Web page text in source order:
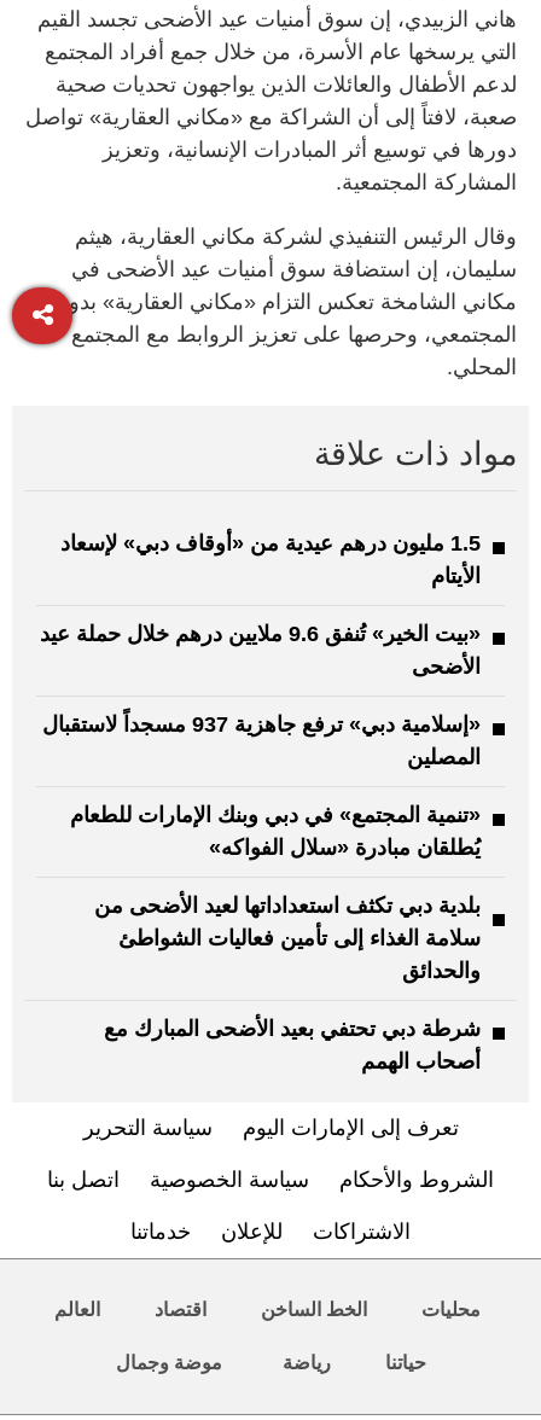
هاني الزبيدي، إن سوق أمنيات عيد الأضحى تجسد القيم
التي يرسخها عام الأسرة، من خلال جمع أفراد المجتمع
لدعم الأطفال والعائلات الذين يواجهون تحديات صحية
صعبة، لافتاً إلى أن الشراكة مع «مكاني العقارية» تواصل
دورها في توسيع أثر المبادرات الإنسانية، وتعزيز
المشاركة المجتمعية.
وقال الرئيس التنفيذي لشركة مكاني العقارية، هيثم
سليمان، إن استضافة سوق أمنيات عيد الأضحى في
مكاني الشامخة تعكس التزام «مكاني العقارية» بدورها
المجتمعي، وحرصها على تعزيز الروابط مع المجتمع
المحلي.
مواد ذات علاقة
1.5 مليون درهم عيدية من «أوقاف دبي» لإسعاد
الأيتام
«بيت الخير» تُنفق 9.6 ملايين درهم خلال حملة عيد
الأضحى
«إسلامية دبي» ترفع جاهزية 937 مسجداً لاستقبال
المصلين
«تنمية المجتمع» في دبي وبنك الإمارات للطعام
يُطلقان مبادرة «سلال الفواكه»
بلدية دبي تكثف استعداداتها لعيد الأضحى من
سلامة الغذاء إلى تأمين فعاليات الشواطئ
والحدائق
شرطة دبي تحتفي بعيد الأضحى المبارك مع
أصحاب الهمم
تعرف إلى الإمارات اليوم سياسة التحرير
الشروط والأحكام سياسة الخصوصية اتصل بنا
الاشتراكات للإعلان خدماتنا
محليات الخط الساخن اقتصاد العالم
حياتنا رياضة موضة وجمال